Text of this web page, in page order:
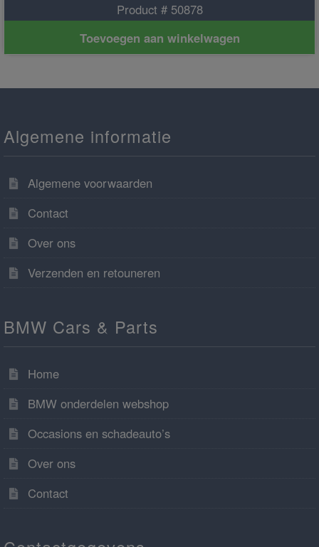
Product # 50878
Toevoegen aan winkelwagen
Algemene informatie
Algemene voorwaarden
Contact
Over ons
Verzenden en retouneren
BMW Cars & Parts
Home
BMW onderdelen webshop
Occasions en schadeauto’s
Over ons
Contact